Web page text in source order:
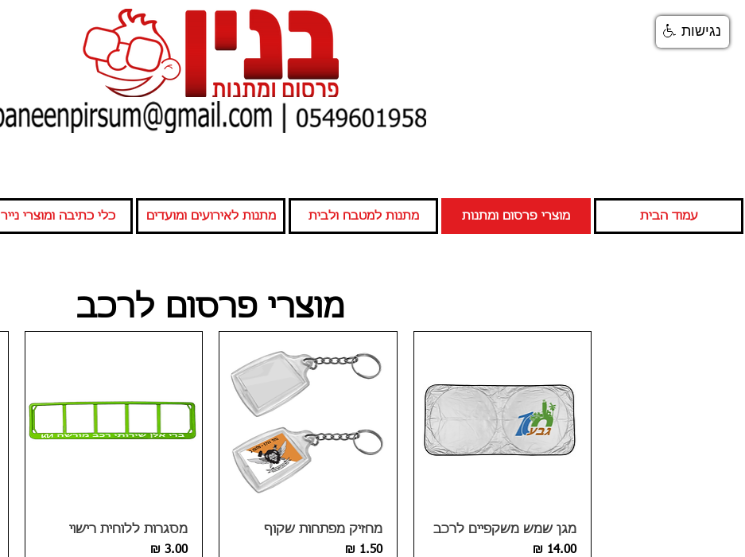
כלי כתיבה ומוצרי נייר מתנות לאירועים ומועדים מתנות למטבח ולבית מוצרי פרסום ומתנות עמוד הבית
מוצרי פרסום לרכב
מגן שמש משקפיים לרכב
מחיר
מחזיק מפתחות שקוף
מחיר‏1.50 ‏₪
מסגרות ללוחית רישוי
מחיר
נגישות